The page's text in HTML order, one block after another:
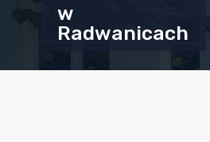
w
Radwanicach